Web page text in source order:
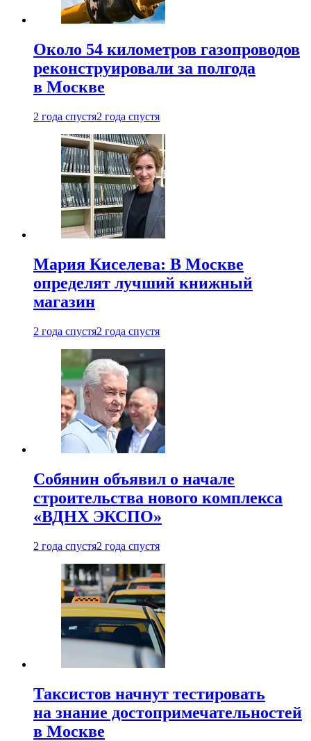
Около 54 километров газопроводов
реконструировали за полгода
в Москве
2 года спустя2 года спустя
Мария Киселева: В Москве
определят лучший книжный
магазин
2 года спустя2 года спустя
Собянин объявил о начале
строительства нового комплекса
«ВДНХ ЭКСПО»
2 года спустя2 года спустя
Таксистов начнут тестировать
на знание достопримечательностей
в Москве